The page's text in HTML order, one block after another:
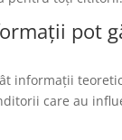
pot
informații
care au